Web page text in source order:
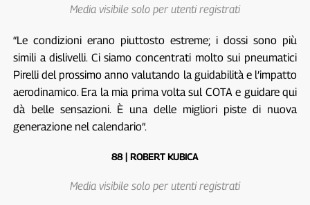
Media visibile solo per utenti registrati
“Le condizioni erano piuttosto estreme; i dossi sono più
simili a dislivelli. Ci siamo concentrati molto sui pneumatici
Pirelli del prossimo anno valutando la guidabilità e l’impatto
aerodinamico. Era la mia prima volta sul COTA e guidare qui
dà belle sensazioni. È una delle migliori piste di nuova
generazione nel calendario”.
88 | ROBERT KUBICA
Media visibile solo per utenti registrati